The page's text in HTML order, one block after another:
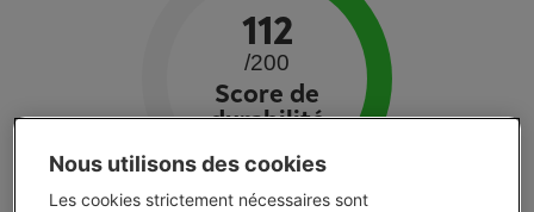
112
/200
Score de
durabilité
Nous utilisons des cookies
Les cookies strictement nécessaires sont